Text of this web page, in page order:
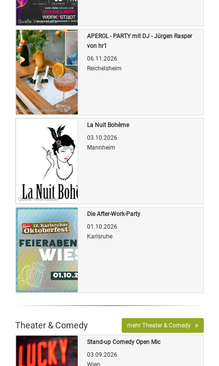
Quelle: Veranstalter
Quelle: Veranstalter
APEROL - PARTY mit DJ - Jürgen Rasper
von hr1
06.11.2026
Reichelsheim
Quelle: Veranstalter
La Nuit Bohème
03.10.2026
Mannheim
Quelle: Veranstalter
Die After-Work-Party
01.10.2026
Karlsruhe
Theater & Comedy mehr Theater & Comedy
Stand-up Comedy Open Mic
03.09.2026
Wien